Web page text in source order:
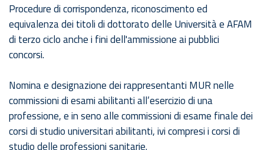
Procedure di corrispondenza, riconoscimento ed
equivalenza dei titoli di dottorato delle Università e AFAM
di terzo ciclo anche i fini dell'ammissione ai pubblici
concorsi.
Nomina e designazione dei rappresentanti MUR nelle
commissioni di esami abilitanti all’esercizio di una
professione, e in seno alle commissioni di esame finale dei
corsi di studio universitari abilitanti, ivi compresi i corsi di
studio delle professioni sanitarie.